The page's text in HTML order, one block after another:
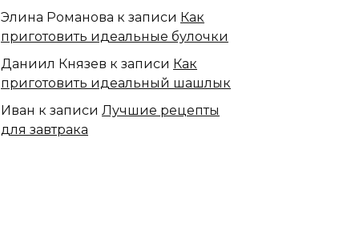
Элина Романова к записи Как
приготовить идеальные булочки
Даниил Князев к записи Как
приготовить идеальный шашлык
Иван к записи Лучшие рецепты
для завтрака